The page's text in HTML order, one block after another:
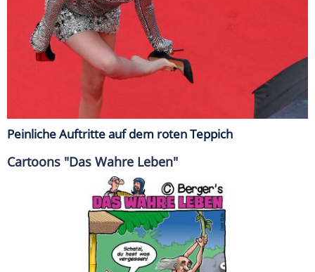
Peinliche Auftritte auf dem roten Teppich
Cartoons "Das Wahre Leben"